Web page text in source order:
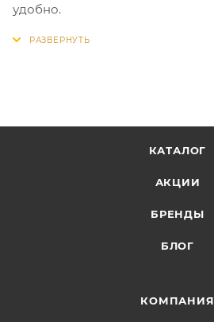
удобно.
КАТАЛОГ
АКЦИИ
БРЕНДЫ
БЛОГ
КОМПАНИЯ